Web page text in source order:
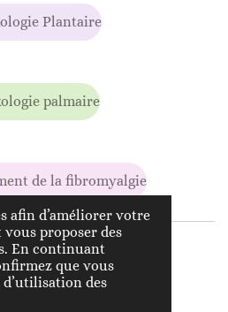
afin d’améliorer votre
proposer des
En continuant
que vous
des
Plantaire
palmaire
de la fibromyalgie
contacter